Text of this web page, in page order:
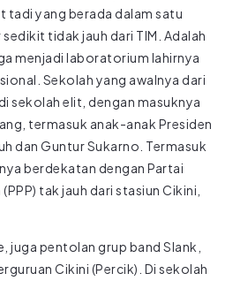
tadi yang berada dalam satu
tidak jauh dari TIM. Adalah
menjadi laboratorium lahirnya
Sekolah yang awalnya dari
sekolah elit, dengan masuknya
termasuk anak-anak Presiden
dan Guntur Sukarno. Termasuk
berdekatan dengan Partai
tak jauh dari stasiun Cikini,
juga pentolan grup band Slank,
Cikini (Percik). Di sekolah